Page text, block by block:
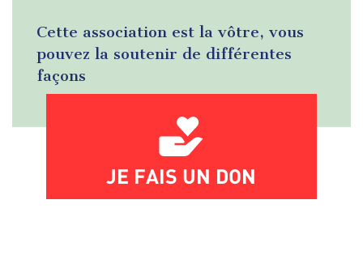
Cette association est la vôtre, vous
pouvez la soutenir de différentes
façons
JE FAIS UN DON